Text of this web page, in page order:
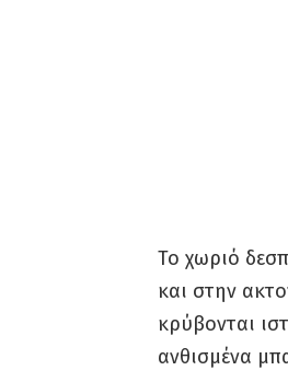
Το χωριό
και στην
κρύβονται
ανθισμένα